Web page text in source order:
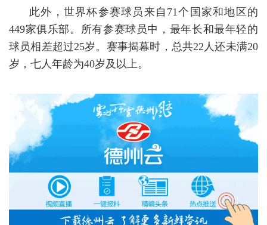
此外，世界杯参赛球员来自71个国家和地区的
449家俱乐部。所有参赛球员中，最年长和最年轻的
球员相差超过25岁。赛事揭幕时，总共22人还未满20
岁，七人年龄为40岁及以上。